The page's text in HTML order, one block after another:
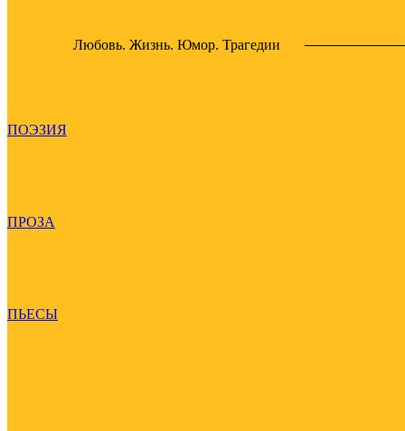
Любовь. Жизнь. Юмор. Трагедии
ПОЭЗИЯ
ПРОЗА
ПЬЕСЫ